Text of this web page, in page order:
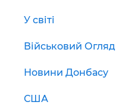
У світі
Військовий Огляд
Новини Донбасу
США